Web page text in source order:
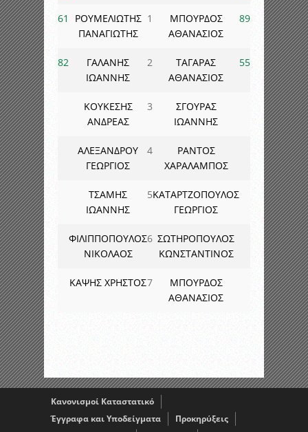
61
ΡΟΥΜΕΛΙΩΤΗΣ
ΠΑΝΑΓΙΩΤΗΣ
1
ΜΠΟΥΡΔΟΣ
ΑΘΑΝΑΣΙΟΣ
89
82
ΓΑΛΑΝΗΣ
ΙΩΑΝΝΗΣ
2
ΤΑΓΑΡΑΣ
ΑΘΑΝΑΣΙΟΣ
55
ΚΟΥΚΕΣΗΣ
ΑΝΔΡΕΑΣ
3
ΣΓΟΥΡΑΣ
ΙΩΑΝΝΗΣ
ΑΛΕΞΑΝΔΡΟΥ
ΓΕΩΡΓΙΟΣ
4
ΡΑΝΤΟΣ
ΧΑΡΑΛΑΜΠΟΣ
ΤΣΑΜΗΣ
ΙΩΑΝΝΗΣ
5ΚΑΤΑΡΤΖΟΠΟΥΛΟΣ
ΓΕΩΡΓΙΟΣ
ΦΙΛΙΠΠΟΠΟΥΛΟΣ
ΝΙΚΟΛΑΟΣ
6 ΣΩΤΗΡΟΠΟΥΛΟΣ
ΚΩΝΣΤΑΝΤΙΝΟΣ
ΚΑΨΗΣ ΧΡΗΣΤΟΣ7
ΜΠΟΥΡΔΟΣ
ΑΘΑΝΑΣΙΟΣ
Κανονισμοί Καταστατικό
Έγγραφα και Υποδείγματα
Προκηρύξεις